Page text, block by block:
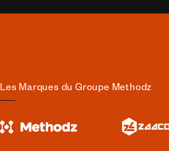
Les Marques du Groupe Methodz